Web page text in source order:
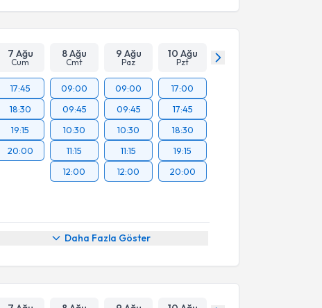
7 Ağu
Cum
8 Ağu
Cmt
9 Ağu
Paz
10 Ağu
Pzt
17:45
18:30
19:15
20:00
09:00
09:45
10:30
11:15
12:00
09:00
09:45
10:30
11:15
12:00
17:00
17:45
18:30
19:15
20:00
Daha Fazla Göster